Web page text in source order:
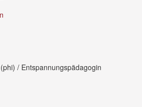
/ Entspannungspädagogin